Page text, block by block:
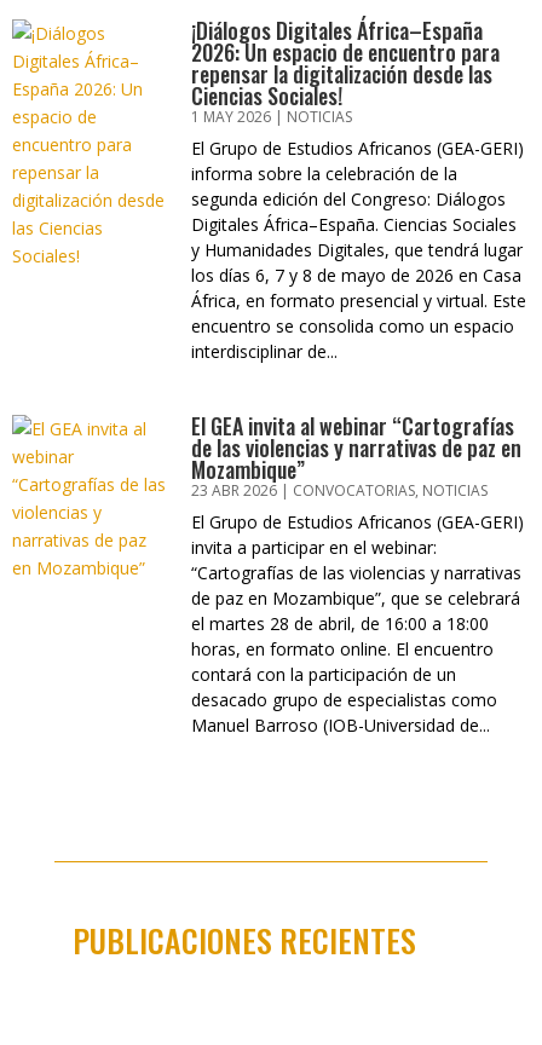
¡Diálogos Digitales África–España
2026: Un espacio de encuentro para
repensar la digitalización desde las
Ciencias Sociales!
1 MAY 2026 | NOTICIAS
El Grupo de Estudios Africanos (GEA-GERI)
informa sobre la celebración de la
segunda edición del Congreso: Diálogos
Digitales África–España. Ciencias Sociales
y Humanidades Digitales, que tendrá lugar
los días 6, 7 y 8 de mayo de 2026 en Casa
África, en formato presencial y virtual. Este
encuentro se consolida como un espacio
interdisciplinar de...
El GEA invita al webinar “Cartografías
de las violencias y narrativas de paz en
Mozambique”
23 ABR 2026 | CONVOCATORIAS, NOTICIAS
El Grupo de Estudios Africanos (GEA-GERI)
invita a participar en el webinar:
“Cartografías de las violencias y narrativas
de paz en Mozambique”, que se celebrará
el martes 28 de abril, de 16:00 a 18:00
horas, en formato online. El encuentro
contará con la participación de un
desacado grupo de especialistas como
Manuel Barroso (IOB-Universidad de...
PUBLICACIONES RECIENTES